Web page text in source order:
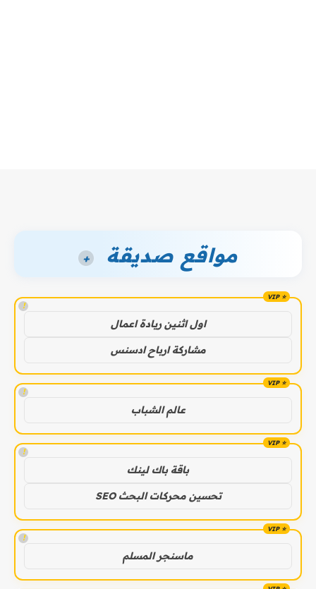
مواقع صديقة +
!
اول اثنين ريادة اعمال
مشاركة ارباح ادسنس
!
عالم الشباب
!
باقة باك لينك
تحسين محركات البحث SEO
!
ماسنجر المسلم